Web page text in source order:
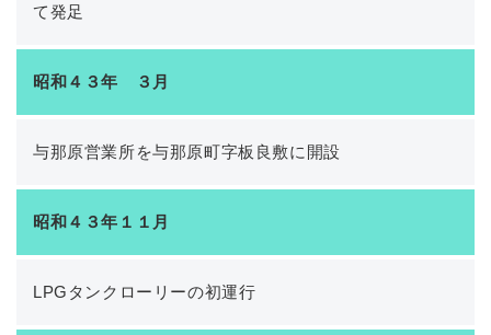
て発足
昭和４３年 ３月
与那原営業所を与那原町字板良敷に開設
昭和４３年１１月
LPGタンクローリーの初運行